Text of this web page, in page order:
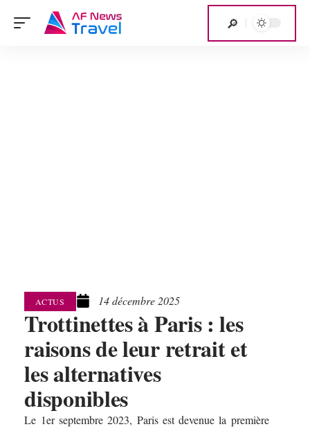
ACTUS 14 décembre 2025
Trottinettes à Paris : les
raisons de leur retrait et
les alternatives
disponibles
Le 1er septembre 2023, Paris est devenue la première